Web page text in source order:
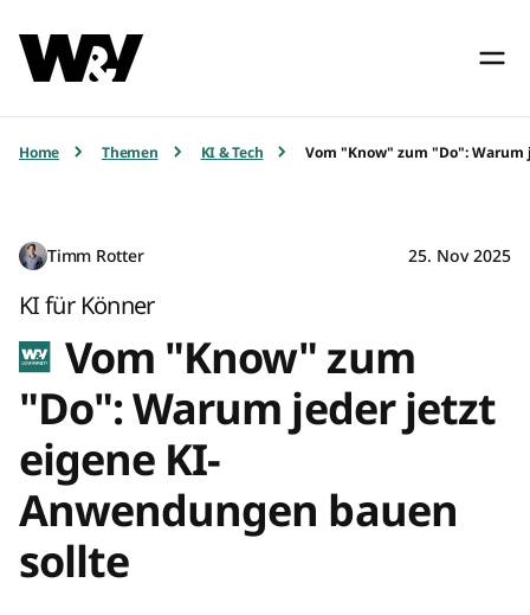
Home Themen KI & Tech Vom "Know" zum "Do":
Timm Rotter 25. Nov 2025
KI für Könner
Vom "Know" zum
"Do": Warum jeder jetzt
eigene KI-
Anwendungen bauen
sollte